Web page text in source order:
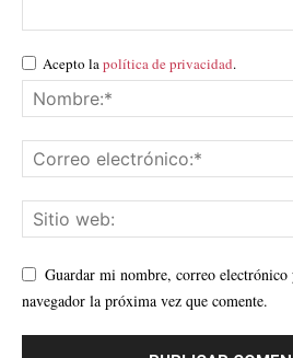
Acepto lapolítica de privacidad.
Guardar mi nombre, correo electrónico
navegador la próxima vez que comente.